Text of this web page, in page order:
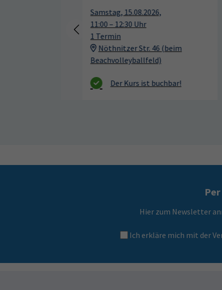
Hier zum Newsletter
Ich erkläre mich mit der